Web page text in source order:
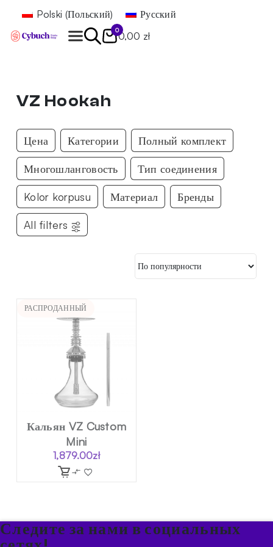
Polski (Польский) Русский
0
0,00 zł
VZ Hookah
Цена Категории Полный комплект
Многошланговость Тип соединения
Kolor korpusu Материал Бренды
All filters
РАСПРОДАННЫЙ
Кальян VZ Custom
Mini
1,879.00zł
Следите за нами в социальных